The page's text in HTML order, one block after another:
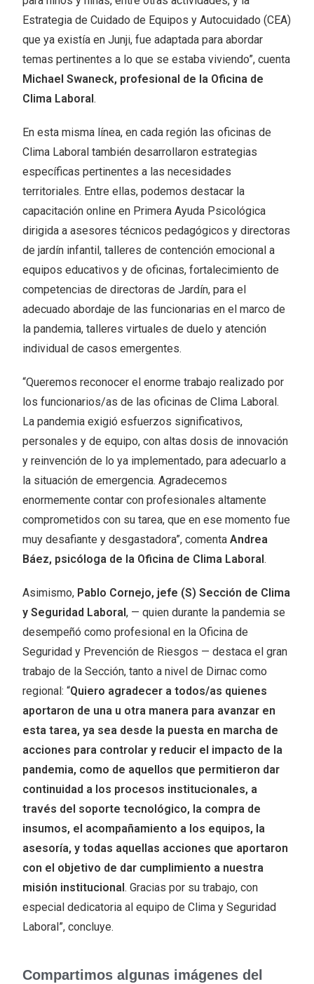
Estrategia de Cuidado de Equipos y Autocuidado (CEA)
que ya existía en Junji, fue adaptada para abordar
temas pertinentes a lo que se estaba viviendo”, cuenta
Michael Swaneck, profesional de la Oficina de
Clima Laboral.
En esta misma línea, en cada región las oficinas de
Clima Laboral también desarrollaron estrategias
específicas pertinentes a las necesidades
territoriales. Entre ellas, podemos destacar la
capacitación online en Primera Ayuda Psicológica
dirigida a asesores técnicos pedagógicos y directoras
de jardín infantil, talleres de contención emocional a
equipos educativos y de oficinas, fortalecimiento de
competencias de directoras de Jardín, para el
adecuado abordaje de las funcionarias en el marco de
la pandemia, talleres virtuales de duelo y atención
individual de casos emergentes.
“Queremos reconocer el enorme trabajo realizado por
los funcionarios/as de las oficinas de Clima Laboral.
La pandemia exigió esfuerzos significativos,
personales y de equipo, con altas dosis de innovación
y reinvención de lo ya implementado, para adecuarlo a
la situación de emergencia. Agradecemos
enormemente contar con profesionales altamente
comprometidos con su tarea, que en ese momento fue
muy desafiante y desgastadora”, comentaAndrea
Báez, psicóloga de la Oficina de Clima Laboral.
Asimismo, Pablo Cornejo, jefe (S) Sección de Clima
y Seguridad Laboral, — quien durante la pandemia se
desempeñó como profesional en la Oficina de
Seguridad y Prevención de Riesgos — destaca el gran
trabajo de la Sección, tanto a nivel de Dirnac como
regional: “Quiero agradecer a todos/as quienes
aportaron de una u otra manera para avanzar en
esta tarea, ya sea desde la puesta en marcha de
acciones para controlar y reducir el impacto de la
pandemia, como de aquellos que permitieron dar
continuidad a los procesos institucionales, a
través del soporte tecnológico, la compra de
insumos, el acompañamiento a los equipos, la
asesoría, y todas aquellas acciones que aportaron
con el objetivo de dar cumplimiento a nuestra
misión institucional. Gracias por su trabajo, con
especial dedicatoria al equipo de Clima y Seguridad
Laboral”, concluye.
Compartimos algunas imágenes del